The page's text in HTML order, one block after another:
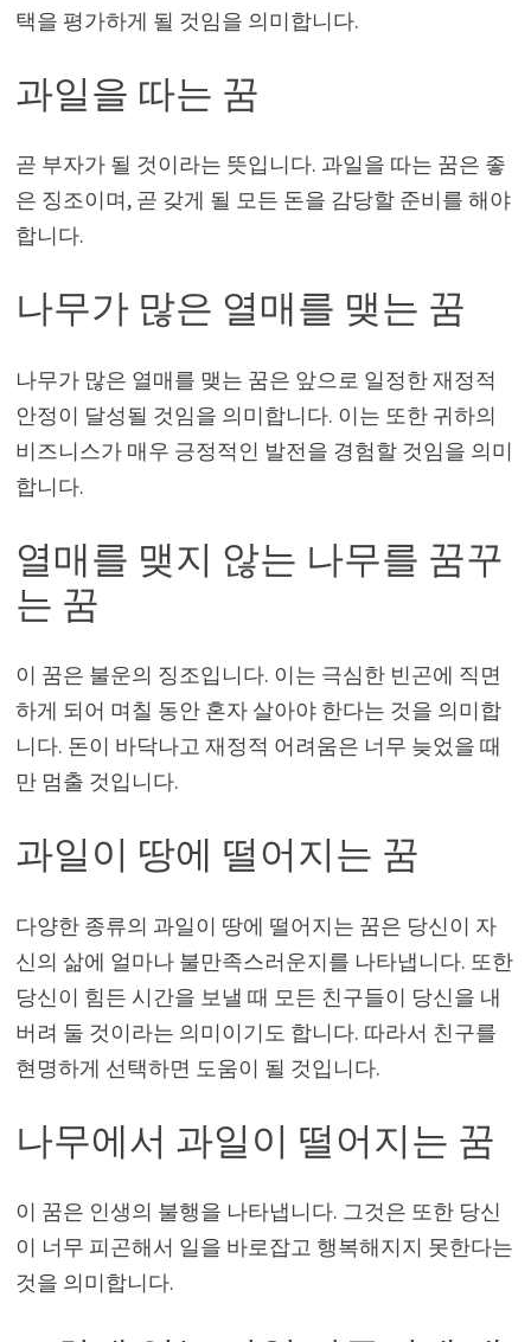
택을 평가하게 될 것임을 의미합니다.
과일을 따는 꿈
곧 부자가 될 것이라는 뜻입니다. 과일을 따는 꿈은 좋
은 징조이며, 곧 갖게 될 모든 돈을 감당할 준비를 해야
합니다.
나무가 많은 열매를 맺는 꿈
나무가 많은 열매를 맺는 꿈은 앞으로 일정한 재정적
안정이 달성될 것임을 의미합니다. 이는 또한 귀하의
비즈니스가 매우 긍정적인 발전을 경험할 것임을 의미
합니다.
열매를 맺지 않는 나무를 꿈꾸
는 꿈
이 꿈은 불운의 징조입니다. 이는 극심한 빈곤에 직면
하게 되어 며칠 동안 혼자 살아야 한다는 것을 의미합
니다. 돈이 바닥나고 재정적 어려움은 너무 늦었을 때
만 멈출 것입니다.
과일이 땅에 떨어지는 꿈
다양한 종류의 과일이 땅에 떨어지는 꿈은 당신이 자
신의 삶에 얼마나 불만족스러운지를 나타냅니다. 또한
당신이 힘든 시간을 보낼 때 모든 친구들이 당신을 내
버려 둘 것이라는 의미이기도 합니다. 따라서 친구를
현명하게 선택하면 도움이 될 것입니다.
나무에서 과일이 떨어지는 꿈
이 꿈은 인생의 불행을 나타냅니다. 그것은 또한 당신
이 너무 피곤해서 일을 바로잡고 행복해지지 못한다는
것을 의미합니다.